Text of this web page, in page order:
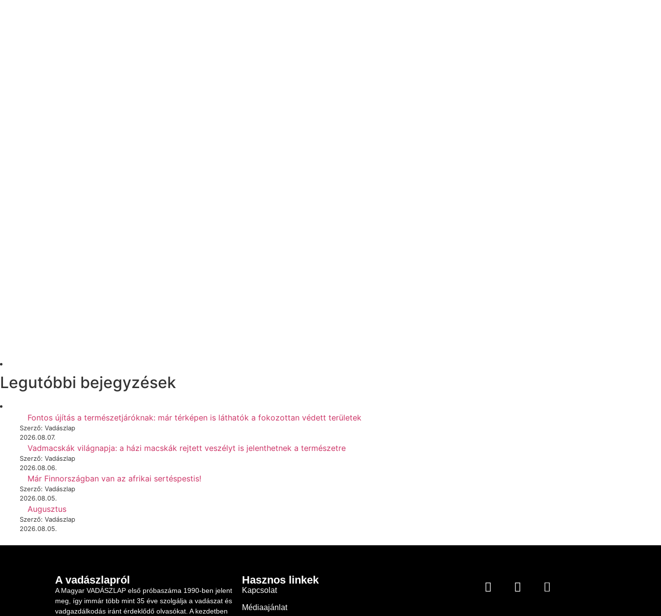
Legutóbbi bejegyzések
Fontos újítás a természetjáróknak: már térképen is láthatók a fokozottan védett területek
Szerző: Vadászlap
2026.08.07.
Vadmacskák világnapja: a házi macskák rejtett veszélyt is jelenthetnek a természetre
Szerző: Vadászlap
2026.08.06.
Már Finnországban van az afrikai sertéspestis!
Szerző: Vadászlap
2026.08.05.
Augusztus
Szerző: Vadászlap
2026.08.05.
A vadászlapról
A Magyar VADÁSZLAP első próbaszáma 1990-ben jelent
meg, így immár több mint 35 éve szolgálja a vadászat és
vadgazdálkodás iránt érdeklődő olvasókat. A kezdetben
Hasznos linkek
Kapcsolat
Médiaajánlat